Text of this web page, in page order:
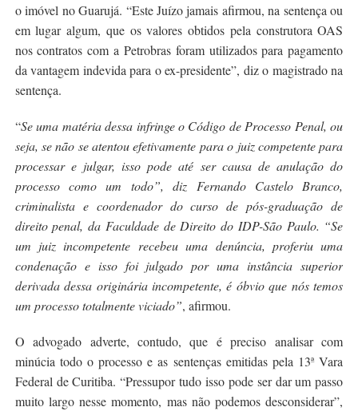
o imóvel no Guarujá. “Este Juízo jamais afirmou, na sentença ou
em lugar algum, que os valores obtidos pela construtora OAS
nos contratos com a Petrobras foram utilizados para pagamento
da vantagem indevida para o ex-presidente”, diz o magistrado na
sentença.
“Se uma matéria dessa infringe o Código de Processo Penal, ou
seja, se não se atentou efetivamente para o juiz competente para
processar e julgar, isso pode até ser causa de anulação do
processo como um todo”, diz Fernando Castelo Branco,
criminalista e coordenador do curso de pós-graduação de
direito penal, da Faculdade de Direito do IDP-São Paulo. “Se
um juiz incompetente recebeu uma denúncia, proferiu uma
condenação e isso foi julgado por uma instância superior
derivada dessa originária incompetente, é óbvio que nós temos
um processo totalmente viciado”, afirmou.
O advogado adverte, contudo, que é preciso analisar com
minúcia todo o processo e as sentenças emitidas pela 13ª Vara
Federal de Curitiba. “Pressupor tudo isso pode ser dar um passo
muito largo nesse momento, mas não podemos desconsiderar”,